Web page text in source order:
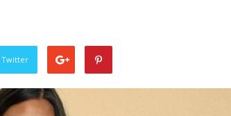
Twitter